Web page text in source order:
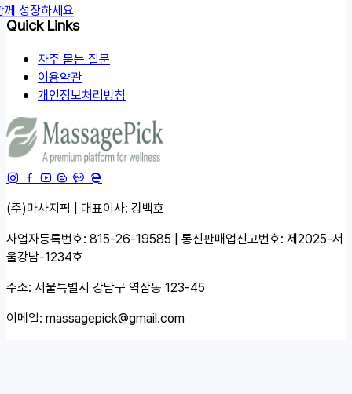
Quick Links
자주 묻는 질문
이용약관
개인정보처리방침
(주)마사지픽 | 대표이사: 강백호
사업자등록번호: 815-26-19585 | 통신판매업신고번호: 제2025-서
울강남-1234호
주소: 서울특별시 강남구 역삼동 123-45
이메일: massagepick@gmail.com
성장하세요